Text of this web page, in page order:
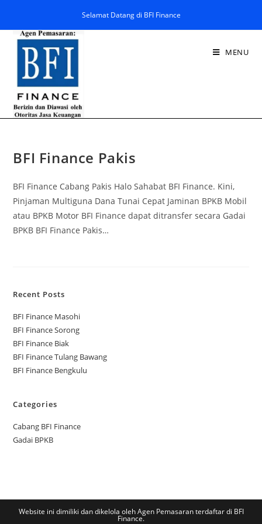
Selamat Datang di BFI Finance
MENU
BFI Finance Pakis
BFI Finance Cabang Pakis Halo Sahabat BFI Finance. Kini,
Pinjaman Multiguna Dana Tunai Cepat Jaminan BPKB Mobil
atau BPKB Motor BFI Finance dapat ditransfer secara Gadai
BPKB BFI Finance Pakis…
Recent Posts
BFI Finance Masohi
BFI Finance Sorong
BFI Finance Biak
BFI Finance Tulang Bawang
BFI Finance Bengkulu
Categories
Cabang BFI Finance
Gadai BPKB
Website ini dimiliki dan dikelola oleh Agen Pemasaran terdaftar di BFI
Finance.